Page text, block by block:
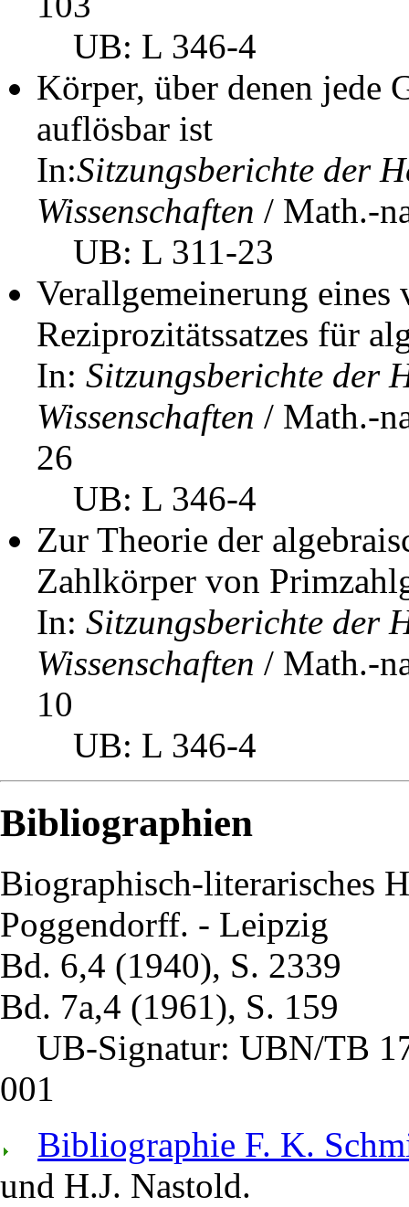
UB: L 346-4
Körper, über denen jede
auflösbar ist
In:Sitzungsberichte der
Wissenschaften / Math.-
UB: L 311-23
Verallgemeinerung
Reziprozitätssatzes für
In: Sitzungsberichte der
Wissenschaften / Math.-
26
UB: L 346-4
Zur Theorie der
Zahlkörper von
In: Sitzungsberichte der
Wissenschaften / Math.-
10
UB: L 346-4
Bibliographien
Biographisch-literarisches
Poggendorff. - Leipzig
Bd. 6,4 (1940), S. 2339
Bd. 7a,4 (1961), S. 159
UB-Signatur: UBN/TB
001
Bibliographie F. K.
und H.J. Nastold.